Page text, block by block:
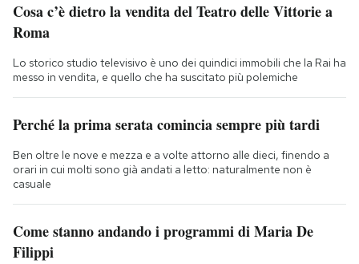
Cosa c’è dietro la vendita del Teatro delle Vittorie a
Roma
Lo storico studio televisivo è uno dei quindici immobili che la Rai ha
messo in vendita, e quello che ha suscitato più polemiche
Perché la prima serata comincia sempre più tardi
Ben oltre le nove e mezza e a volte attorno alle dieci, finendo a
orari in cui molti sono già andati a letto: naturalmente non è
casuale
Come stanno andando i programmi di Maria De
Filippi